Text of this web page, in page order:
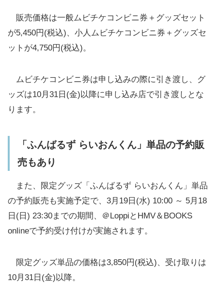
販売価格は一般ムビチケコンビニ券＋グッズセット
が5,450円(税込)、小人ムビチケコンビニ券＋グッズセ
ットが4,750円(税込)。
ムビチケコンビニ券は申し込みの際に引き渡し、グ
ッズは10月31日(金)以降に申し込み店で引き渡しとな
ります。
「ふんばるず らいおんくん」単品の予約販
売もあり
また、限定グッズ「ふんばるず らいおんくん」単品
の予約販売も実施予定で、3月19日(水) 10:00 ～ 5月18
日(日) 23:30までの期間、＠LoppiとHMV＆BOOKS
onlineで予約受け付けが実施されます。
限定グッズ単品の価格は3,850円(税込)、受け取りは
10月31日(金)以降。